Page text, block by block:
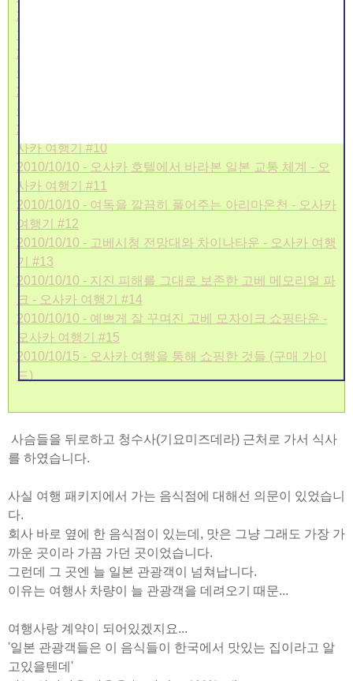
2010/10/03 - 적녹색의 교토 신사, 헤이안신궁 - 오사카 여
행기 #7
2010/10/03 - 황금옷을 입은 금각사의 아름다음 - 오사카
여행기 #8
2010/10/06 - 오사카성에서 맞이한 추석 보름달 - 오사카
여행기 #9
2010/10/07 - 오사카 필수 코스, 도톤보리 신사이바시 - 오
사카 여행기 #10
2010/10/10 - 오사카 호텔에서 바라본 일본 교통 체계 - 오
사카 여행기 #11
2010/10/10 - 여독을 깔끔히 풀어주는 아리마온천 - 오사카
여행기 #12
2010/10/10 - 고베시청 전망대와 차이나타운 - 오사카 여행
기 #13
2010/10/10 - 지진 피해를 그대로 보존한 고베 메모리얼 파
크 - 오사카 여행기 #14
2010/10/10 - 예쁘게 잘 꾸며진 고베 모자이크 쇼핑타운 -
오사카 여행기 #15
2010/10/15 - 오사카 여행을 통해 쇼핑한 것들 (구매 가이
드)
사슴들을 뒤로하고 청수사(기요미즈데라) 근처로 가서 식사
를 하였습니다.
사실 여행 패키지에서 가는 음식점에 대해선 의문이 있었습니
다.
회사 바로 옆에 한 음식점이 있는데, 맛은 그냥 그래도 가장 가
까운 곳이라 가끔 가던 곳이었습니다.
그런데 그 곳엔 늘 일본 관광객이 넘쳐납니다.
이유는 여행사 차량이 늘 관광객을 데려오기 때문...
여행사랑 계약이 되어있겠지요...
'일본 관광객들은 이 음식들이 한국에서 맛있는 집이라고 알
고있을텐데'